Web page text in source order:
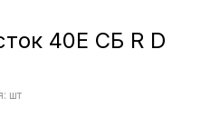
40Е СБ R D
шт